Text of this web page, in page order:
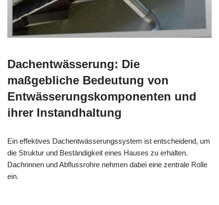
Dachentwässerung: Die
maßgebliche Bedeutung von
Entwässerungskomponenten und
ihrer Instandhaltung
Ein effektives Dachentwässerungssystem ist entscheidend, um
die Struktur und Beständigkeit eines Hauses zu erhalten.
Dachrinnen und Abflussrohre nehmen dabei eine zentrale Rolle
ein.